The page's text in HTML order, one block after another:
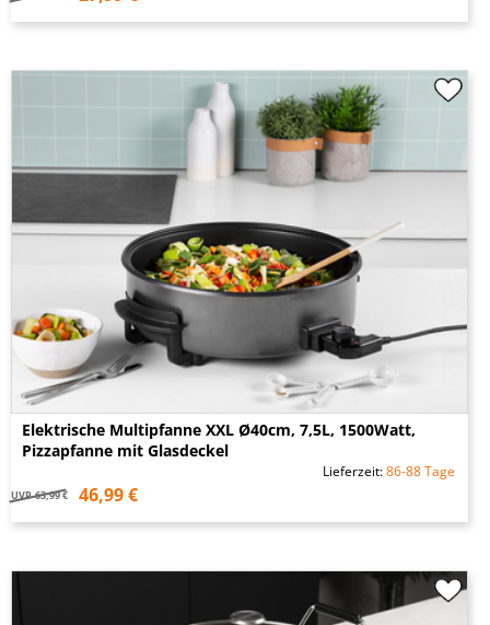
Elektrische Multipfanne XXL Ø40cm, 7,5L, 1500Watt,
Pizzapfanne mit Glasdeckel
Lieferzeit:86-88 Tage
UVP 63,99 € 46,99 €